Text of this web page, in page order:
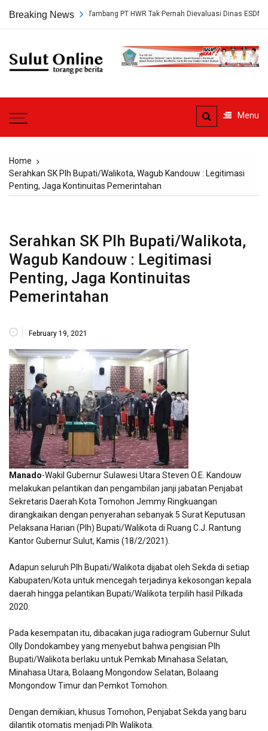
Breaking News
Persetujuan Tambang PT HWR Tak Pernah Dievaluasi Dinas ESDM
Sulut
Menu
Home
Serahkan SK Plh Bupati/Walikota, Wagub Kandouw : Legitimasi
Penting, Jaga Kontinuitas Pemerintahan
Serahkan SK Plh Bupati/Walikota,
Wagub Kandouw : Legitimasi
Penting, Jaga Kontinuitas
Pemerintahan
February 19, 2021
Manado-Wakil Gubernur Sulawesi Utara Steven O.E. Kandouw
melakukan pelantikan dan pengambilan janji jabatan Penjabat
Sekretaris Daerah Kota Tomohon Jemmy Ringkuangan
dirangkaikan dengan penyerahan sebanyak 5 Surat Keputusan
Pelaksana Harian (Plh) Bupati/Walikota di Ruang C.J. Rantung
Kantor Gubernur Sulut, Kamis (18/2/2021).
Adapun seluruh Plh Bupati/Walikota dijabat oleh Sekda di setiap
Kabupaten/Kota untuk mencegah terjadinya kekosongan kepala
daerah hingga pelantikan Bupati/Walikota terpilih hasil Pilkada
2020.
Pada kesempatan itu, dibacakan juga radiogram Gubernur Sulut
Olly Dondokambey yang menyebut bahwa pengisian Plh
Bupati/Walikota berlaku untuk Pemkab Minahasa Selatan,
Minahasa Utara, Bolaang Mongondow Selatan, Bolaang
Mongondow Timur dan Pemkot Tomohon.
Dengan demikian, khusus Tomohon, Penjabat Sekda yang baru
dilantik otomatis menjadi Plh Walikota.